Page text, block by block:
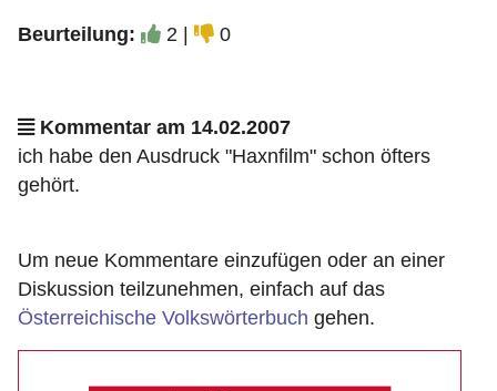
Beurteilung: 2 | 0
Kommentar am 14.02.2007
ich habe den Ausdruck "Haxnfilm" schon öfters
gehört.
Um neue Kommentare einzufügen oder an einer
Diskussion teilzunehmen, einfach auf das
Österreichische Volkswörterbuch gehen.